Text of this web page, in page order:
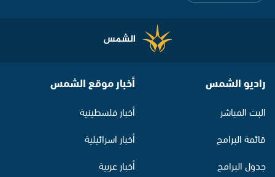
راديو الشمس
البث المباشر
قائمة البرامج
جدول البرامج
أخبار موقع الشمس
أخبار فلسطينية
أخبار اسرائيلية
أخبار عربية